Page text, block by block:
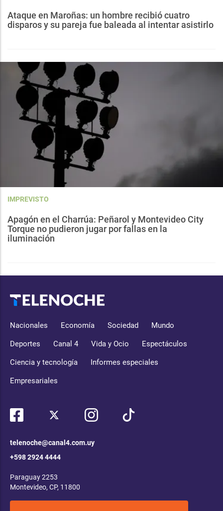
Ataque en Maroñas: un hombre recibió cuatro
disparos y su pareja fue baleada al intentar asistirlo
IMPREVISTO
Apagón en el Charrúa: Peñarol y Montevideo City
Torque no pudieron jugar por fallas en la
iluminación
Nacionales Economía Sociedad Mundo
Deportes Canal 4 Vida y Ocio Espectáculos
Ciencia y tecnología Informes especiales
Empresariales
telenoche@canal4.com.uy
+598 2924 4444
Paraguay 2253
Montevideo, CP, 11800